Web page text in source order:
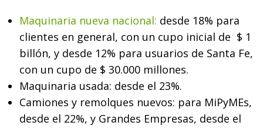
Maquinaria nueva nacional: desde 18% para
clientes en general, con un cupo inicial de $ 1
billón, y desde 12% para usuarios de Santa Fe,
con un cupo de $ 30.000 millones.
Maquinaria usada: desde el 23%.
Camiones y remolques nuevos: para MiPyMEs,
desde el 22%, y Grandes Empresas, desde el